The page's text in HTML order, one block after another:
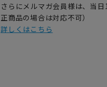
さらにメルマガ会員様は、当
正商品の場合は対応不可）
詳しくはこちら